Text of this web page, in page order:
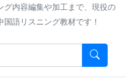
グ内容編集や加工まで、現役の
語リスニング教材です！